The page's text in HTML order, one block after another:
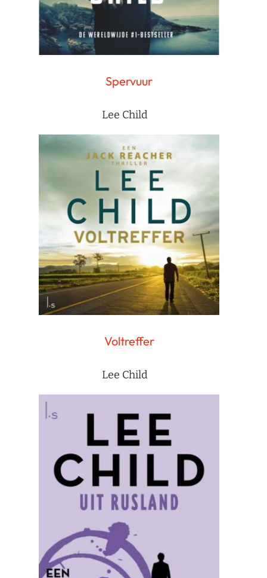
Spervuur
Lee Child
Voltreffer
Lee Child